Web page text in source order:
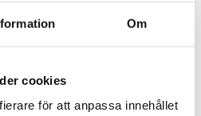
Om
cookies
för att anpassa innehållet